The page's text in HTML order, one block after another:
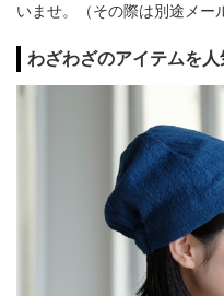
いませ。（その際は別途メー
わざわざのアイテムを人